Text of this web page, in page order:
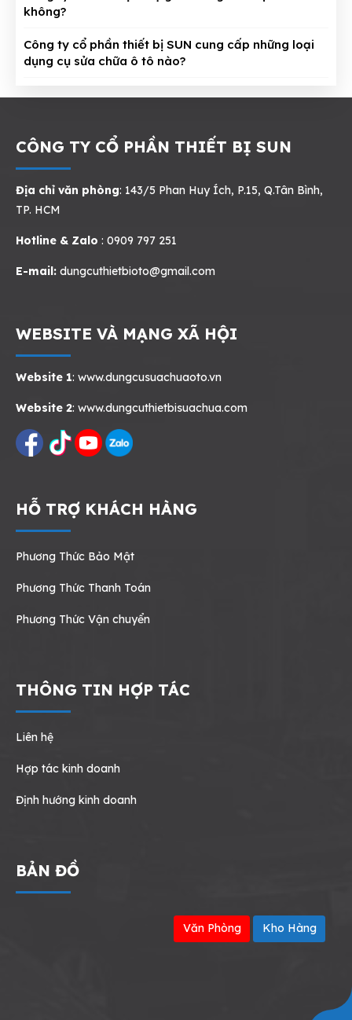
không?
Công ty cổ phần thiết bị SUN cung cấp những loại
dụng cụ sửa chữa ô tô nào?
CÔNG TY CỔ PHẦN THIẾT BỊ SUN
Địa chỉ văn phòng: 143/5 Phan Huy Ích, P.15, Q.Tân Bình,
TP. HCM
Hotline & Zalo : 0909 797 251
E-mail: dungcuthietbioto@gmail.com
WEBSITE VÀ MẠNG XÃ HỘI
Website 1: www.dungcusuachuaoto.vn
Website 2: www.dungcuthietbisuachua.com
HỖ TRỢ KHÁCH HÀNG
Phương Thức Bảo Mật
Phương Thức Thanh Toán
Phương Thức Vận chuyển
THÔNG TIN HỢP TÁC
Liên hệ
Hợp tác kinh doanh
Định hướng kinh doanh
BẢN ĐỒ
Văn Phòng Kho Hàng